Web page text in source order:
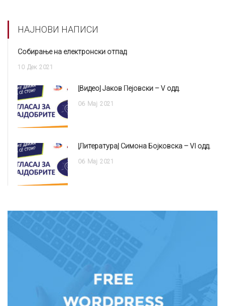
НАЈНОВИ НАПИСИ
Собирање на електронски отпад
10 Дек 2021
[Видео] Јаков Пејовски – V одд.
06 Мај 2021
[Литература] Симона Бојковска – VI одд.
06 Мај 2021